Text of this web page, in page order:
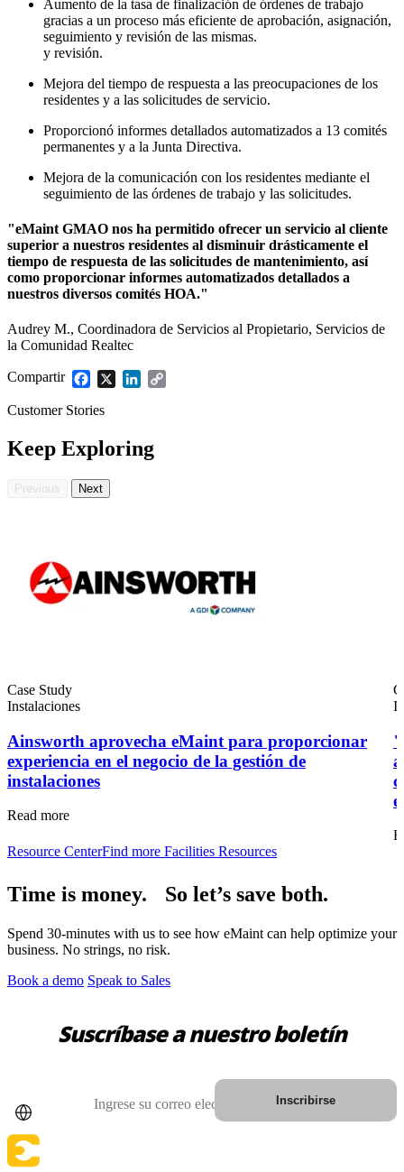
Aplicación Móvil
eMaint AI
IA integrada en el flujo de trabajo, no añadida después
Gestión de Activos
Mantenimiento de Flotas
Material rodante, mantenimiento programado, piezas
Petróleo y Gas
Upstream, midstream, downstream
Ensamblaje, suministro tier-1, transición a vehículos eléctricos
Aumento de la tasa de finalización de órdenes de trabajo
gracias a un proceso más eficiente de aprobación, asignación,
seguimiento y revisión de las mismas.
y revisión.
Mejora del tiempo de respuesta a las preocupaciones de los
residentes y a las solicitudes de servicio.
Proporcionó informes detallados automatizados a 13 comités
permanentes y a la Junta Directiva.
Mejora de la comunicación con los residentes mediante el
seguimiento de las órdenes de trabajo y las solicitudes.
"eMaint GMAO nos ha permitido ofrecer un servicio al cliente
superior a nuestros residentes al disminuir drásticamente el
tiempo de respuesta de las solicitudes de mantenimiento, así
como proporcionar informes automatizados detallados a
nuestros diversos comités HOA."
Audrey M., Coordinadora de Servicios al Propietario, Servicios de
la Comunidad Realtec
Compartir Facebook
X LinkedIn
Customer Stories
Keep Exploring
Previous Next
Case Study
Instalaciones
Ainsworth aprovecha eMaint para proporcionar
experiencia en el negocio de la gestión de
instalaciones
Read more
Resource CenterFind more Facilities Resources
Time is money. So let’s save both.
Spend 30-minutes with us to see how eMaint can help optimize your
business. No strings, no risk.
Book a demo Speak to Sales
Suscríbase a nuestro boletín
Inscribirse